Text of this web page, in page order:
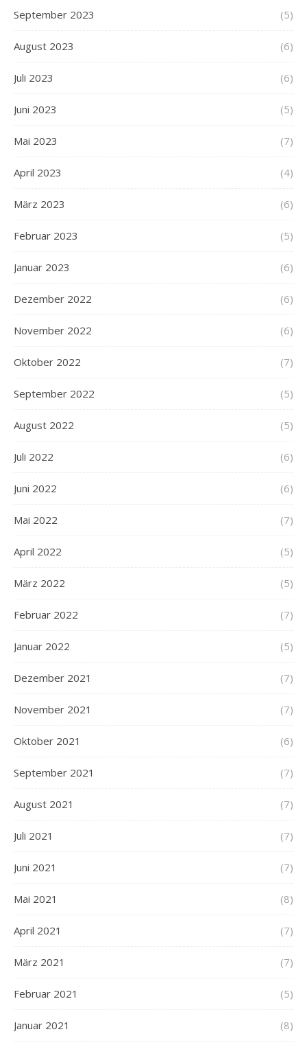
September 2023 (5)
August 2023 (6)
Juli 2023 (6)
Juni 2023 (5)
Mai 2023 (7)
April 2023 (4)
März 2023 (6)
Februar 2023 (5)
Januar 2023 (6)
Dezember 2022 (6)
November 2022 (6)
Oktober 2022 (7)
September 2022 (5)
August 2022 (5)
Juli 2022 (6)
Juni 2022 (6)
Mai 2022 (7)
April 2022 (5)
März 2022 (5)
Februar 2022 (7)
Januar 2022 (5)
Dezember 2021 (7)
November 2021 (7)
Oktober 2021 (6)
September 2021 (7)
August 2021 (7)
Juli 2021 (7)
Juni 2021 (7)
Mai 2021 (8)
April 2021 (7)
März 2021 (7)
Februar 2021 (5)
Januar 2021 (8)